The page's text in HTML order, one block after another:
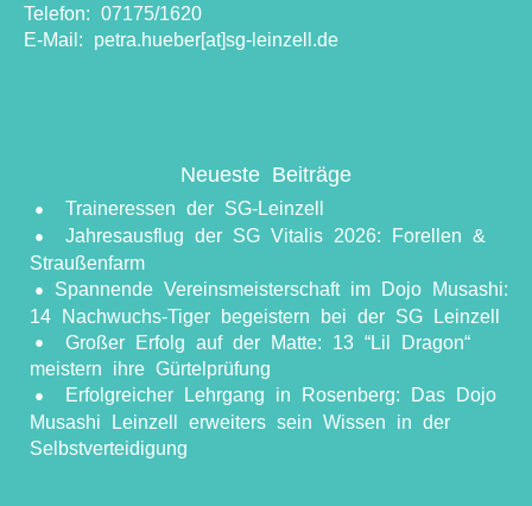
Telefon: 07175/1620
E-Mail: petra.hueber[at]sg-leinzell.de
Neueste Beiträge
Traineressen der SG-Leinzell
Jahresausflug der SG Vitalis 2026: Forellen &
Straußenfarm
​Spannende Vereinsmeisterschaft im Dojo Musashi:
14 Nachwuchs-Tiger begeistern bei der SG Leinzell
Großer Erfolg auf der Matte: 13 “Lil Dragon“
meistern ihre Gürtelprüfung
Erfolgreicher Lehrgang in Rosenberg: Das Dojo
Musashi Leinzell erweiters sein Wissen in der
Selbstverteidigung